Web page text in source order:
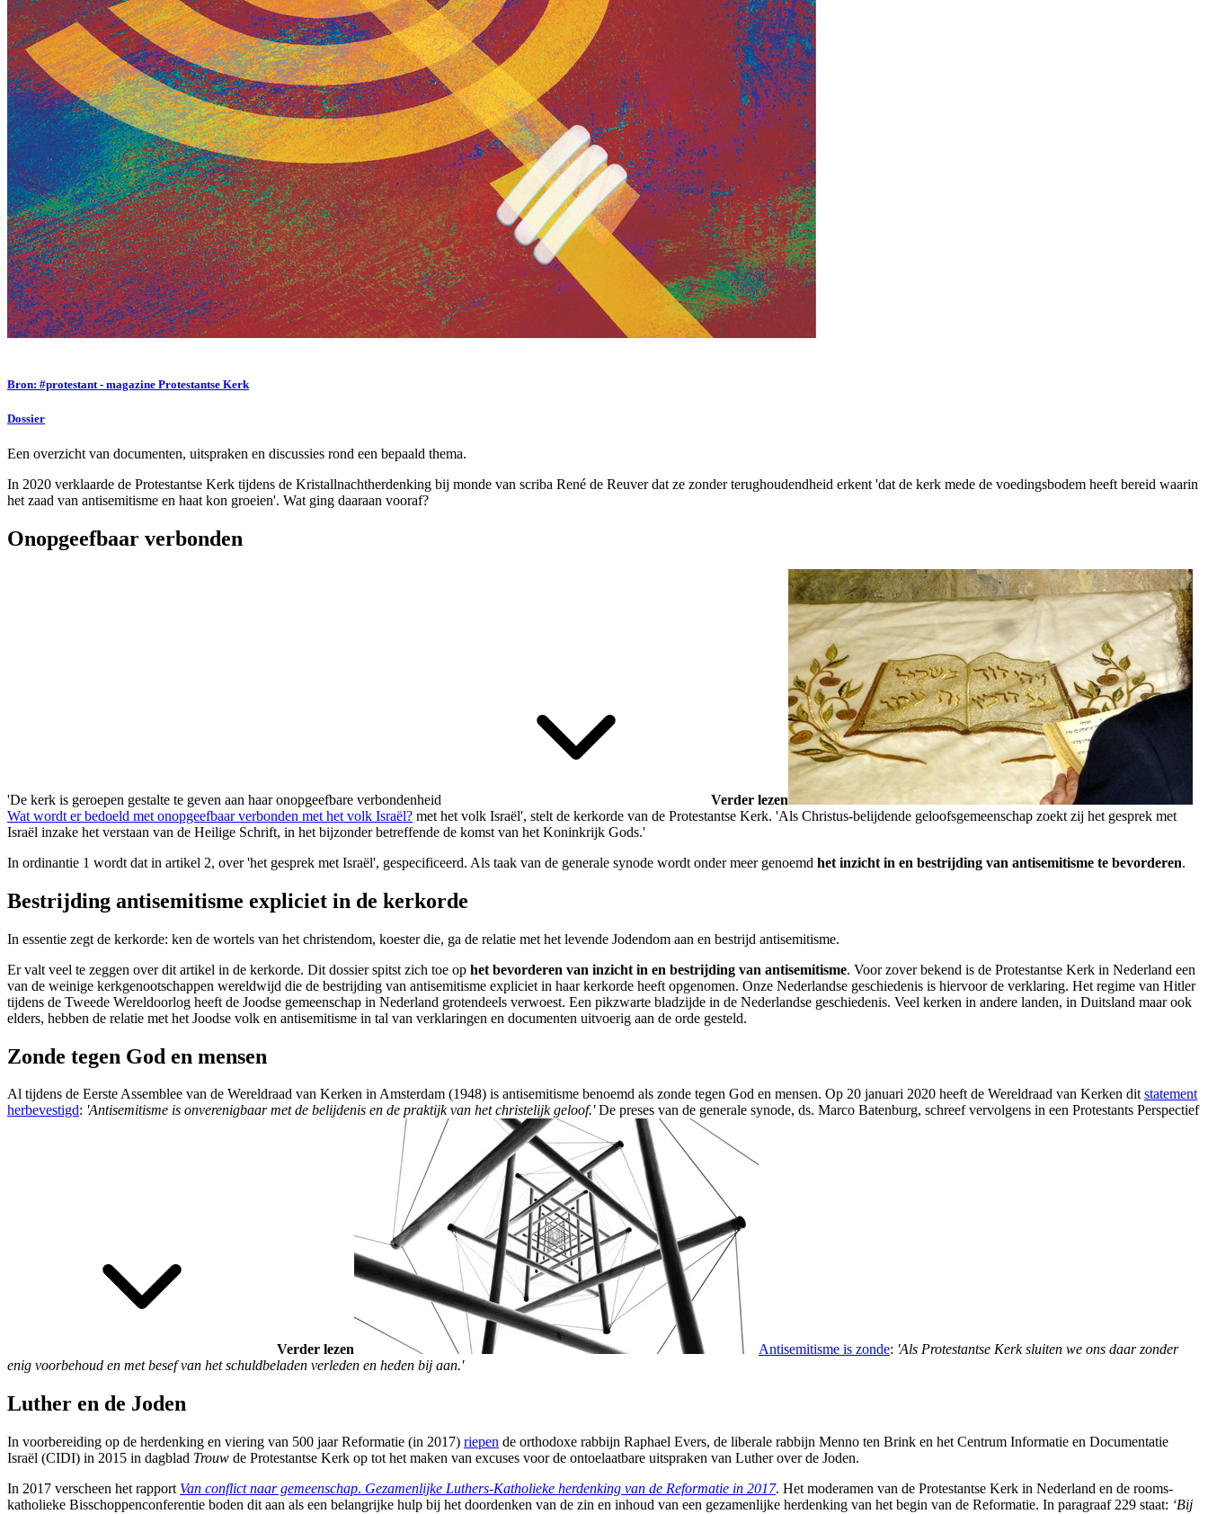
Bron: #protestant - magazine Protestantse Kerk
Dossier
Een overzicht van documenten, uitspraken en discussies rond een bepaald thema.
In 2020 verklaarde de Protestantse Kerk tijdens de Kristallnachtherdenking bij monde van scriba René de Reuver dat ze zonder terughoudendheid erkent 'dat de kerk mede de voedingsbodem heeft bereid waarin
het zaad van antisemitisme en haat kon groeien'. Wat ging daaraan vooraf?
Onopgeefbaar verbonden
'De kerk is geroepen gestalte te geven aan haaronopgeefbare verbondenheid
Verder lezen
Wat wordt er bedoeld met onopgeefbaar verbonden met het volk Israël? met het volk Israël', stelt de kerkorde van de Protestantse Kerk. 'Als Christus-belijdende geloofsgemeenschap zoekt zij het gesprek met
Israël inzake het verstaan van de Heilige Schrift, in het bijzonder betreffende de komst van het Koninkrijk Gods.'
In ordinantie 1 wordt dat in artikel 2, over 'het gesprek met Israël', gespecificeerd. Als taak van de generale synode wordt onder meer genoemd het inzicht in en bestrijding van antisemitisme te bevorderen.
Bestrijding antisemitisme expliciet in de kerkorde
In essentie zegt de kerkorde: ken de wortels van het christendom, koester die, ga de relatie met het levende Jodendom aan en bestrijd antisemitisme.
Er valt veel te zeggen over dit artikel in de kerkorde. Dit dossier spitst zich toe op het bevorderen van inzicht in en bestrijding van antisemitisme. Voor zover bekend is de Protestantse Kerk in Nederland een
van de weinige kerkgenootschappen wereldwijd die de bestrijding van antisemitisme expliciet in haar kerkorde heeft opgenomen. Onze Nederlandse geschiedenis is hiervoor de verklaring. Het regime van Hitler
tijdens de Tweede Wereldoorlog heeft de Joodse gemeenschap in Nederland grotendeels verwoest. Een pikzwarte bladzijde in de Nederlandse geschiedenis. Veel kerken in andere landen, in Duitsland maar ook
elders, hebben de relatie met het Joodse volk en antisemitisme in tal van verklaringen en documenten uitvoerig aan de orde gesteld.
Zonde tegen God en mensen
Al tijdens de Eerste Assemblee van de Wereldraad van Kerken in Amsterdam (1948) is antisemitisme benoemd als zonde tegen God en mensen. Op 20 januari 2020 heeft de Wereldraad van Kerken ditstatement
herbevestigd: 'Antisemitisme is onverenigbaar met de belijdenis en de praktijk van het christelijk geloof.'De preses van de generale synode, ds. Marco Batenburg, schreef vervolgens in een Protestants Perspectief
Verder lezen Antisemitisme is zonde: 'Als Protestantse Kerk sluiten we ons daar zonder
enig voorbehoud en met besef van het schuldbeladen verleden en heden bij aan.'
Luther en de Joden
In voorbereiding op de herdenking en viering van 500 jaar Reformatie (in 2017) riepen de orthodoxe rabbijn Raphael Evers, de liberale rabbijn Menno ten Brink en het Centrum Informatie en Documentatie
Israël (CIDI) in 2015 in dagblad Trouw de Protestantse Kerk op tot het maken van excuses voor de ontoelaatbare uitspraken van Luther over de Joden.
In 2017 verscheen het rapport Van conflict naar gemeenschap. Gezamenlijke Luthers-Katholieke herdenking van de Reformatie in 2017. Het moderamen van de Protestantse Kerk in Nederland en de rooms-
katholieke Bisschoppenconferentie boden dit aan als een belangrijke hulp bij het doordenken van de zin en inhoud van een gezamenlijke herdenking van het begin van de Reformatie. In paragraaf 229 staat: ‘Bij